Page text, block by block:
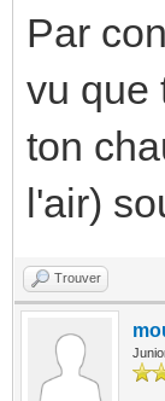
Par
vu que
ton
l'air)
Trouver